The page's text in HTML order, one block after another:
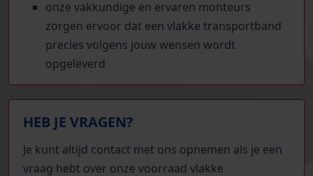
onze vakkundige en ervaren monteurs
zorgen ervoor dat een vlakke transportband
precies volgens jouw wensen wordt
opgeleverd
HEB JE VRAGEN?
Je kunt altijd contact met ons opnemen als je een
vraag hebt over onze voorraad vlakke